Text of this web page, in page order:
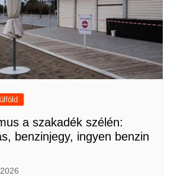
a szakadék szélén:
benzinjegy, ingyen benzin